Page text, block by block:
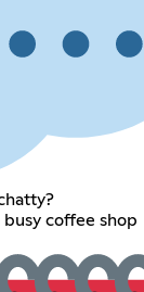
busy coffee shop